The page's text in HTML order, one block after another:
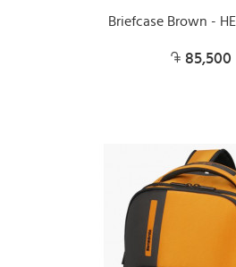
Briefcase Brown -
85,500